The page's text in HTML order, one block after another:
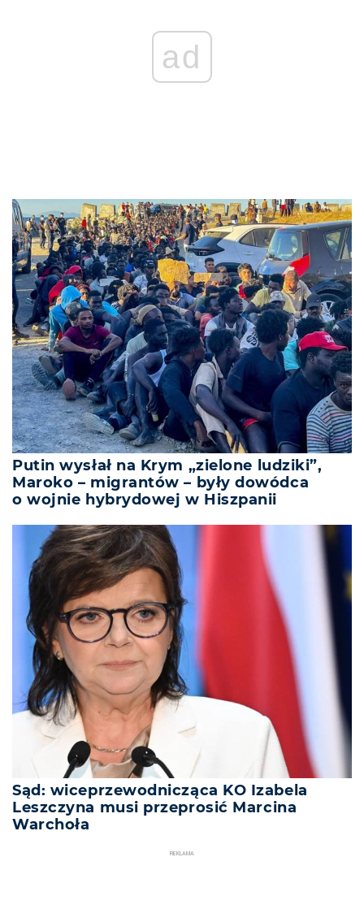
ad
Putin wysłał na Krym „zielone ludziki”,
Maroko – migrantów – były dowódca
o wojnie hybrydowej w Hiszpanii
Sąd: wiceprzewodnicząca KO Izabela
Leszczyna musi przeprosić Marcina
Warchoła
REKLAMA